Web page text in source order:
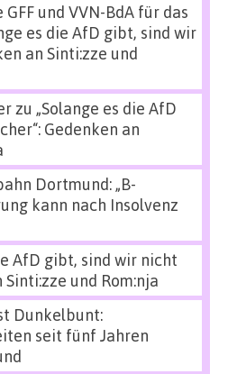
und VVN-BdA für das
es die AfD gibt, sind wir
an Sinti:zze und
zu „Solange es die AfD
Gedenken an
Dortmund: „B-
kann nach Insolvenz
AfD gibt, sind wir nicht
Sinti:zze und Rom:nja
Dunkelbunt:
seit fünf Jahren